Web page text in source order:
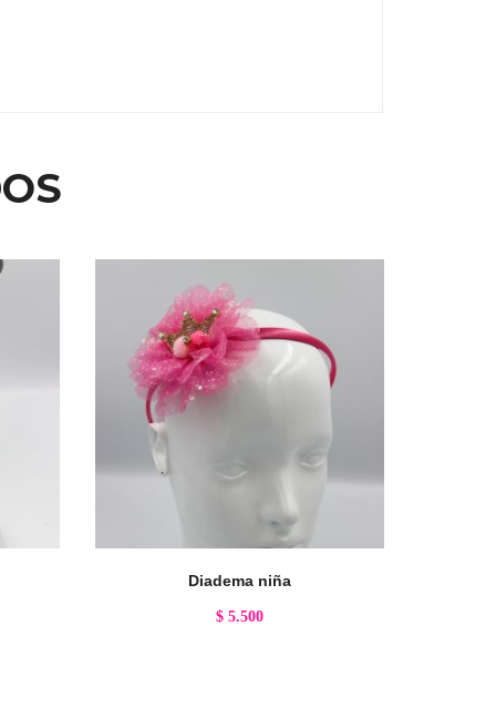
Diadema niña
$ 5.500